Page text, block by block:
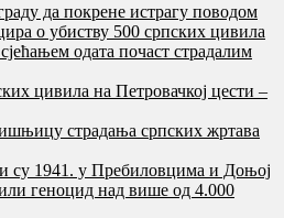
да покрене истрагу поводом
о убиству 500 српских цивила
одата почаст страдалим
цивила на Петровачкој цести –
страдања српских жртава
су 1941. у Пребиловцима и Доњој
геноцид над више од 4.000